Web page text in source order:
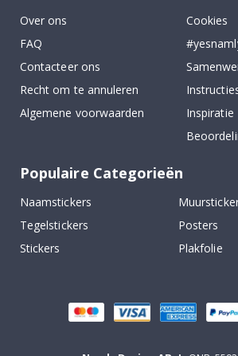
Over ons
FAQ
Contacteer ons
Recht om te annuleren
Algemene voorwaarden
Cookies
Inspiratie
Populaire Categorieën
Naamstickers
Tegelstickers
Posters
Stickers
Plakfolie